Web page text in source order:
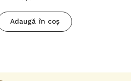
Adaugă în coș